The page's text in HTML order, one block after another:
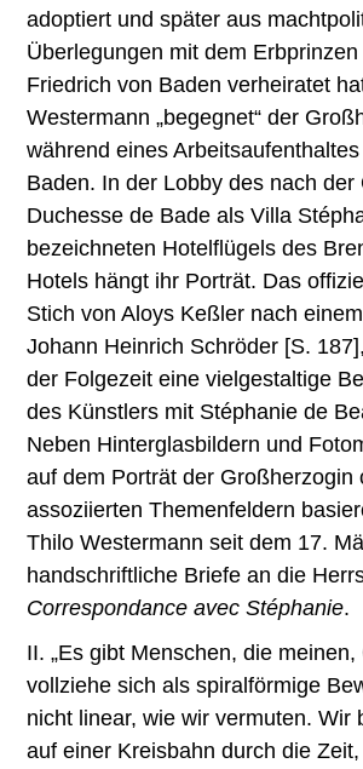
adoptiert und später aus
Überlegungen mit dem
Friedrich von Baden verheiratet
Westermann „begegnet“ der
während eines
Baden. In der Lobby des nach der
Duchesse de Bade als Villa
bezeichneten Hotelflügels des
Hotels hängt ihr Porträt. Das
Stich von Aloys Keßler nach
Johann Heinrich Schröder [S.
der Folgezeit eine vielgestaltige
des Künstlers mit Stéphanie de
Neben Hinterglasbildern und
auf dem Porträt der Großherzogin
assoziierten Themenfeldern
Thilo Westermann seit dem 17.
handschriftliche Briefe an die
Correspondance avec Stéphanie.
II. „Es gibt Menschen, die
vollziehe sich als spiralförmige
nicht linear, wie wir vermuten. Wir
auf einer Kreisbahn durch die